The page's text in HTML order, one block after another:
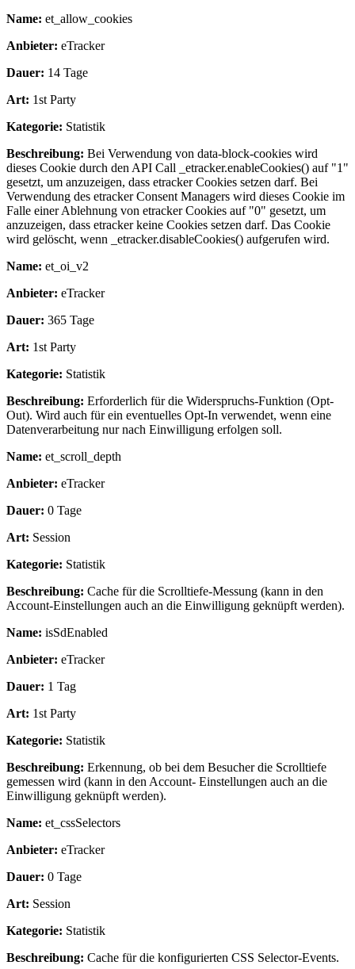
Name: et_allow_cookies
Anbieter: eTracker
Dauer: 14 Tage
Art: 1st Party
Kategorie: Statistik
Beschreibung: Bei Verwendung von data-block-cookies wird
dieses Cookie durch den API Call _etracker.enableCookies() auf "1"
gesetzt, um anzuzeigen, dass etracker Cookies setzen darf. Bei
Verwendung des etracker Consent Managers wird dieses Cookie im
Falle einer Ablehnung von etracker Cookies auf "0" gesetzt, um
anzuzeigen, dass etracker keine Cookies setzen darf. Das Cookie
wird gelöscht, wenn _etracker.disableCookies() aufgerufen wird.
Name: et_oi_v2
Anbieter: eTracker
Dauer: 365 Tage
Art: 1st Party
Kategorie: Statistik
Beschreibung: Erforderlich für die Widerspruchs-Funktion (Opt-
Out). Wird auch für ein eventuelles Opt-In verwendet, wenn eine
Datenverarbeitung nur nach Einwilligung erfolgen soll.
Name: et_scroll_depth
Anbieter: eTracker
Dauer: 0 Tage
Art: Session
Kategorie: Statistik
Beschreibung: Cache für die Scrolltiefe-Messung (kann in den
Account-Einstellungen auch an die Einwilligung geknüpft werden).
Name: isSdEnabled
Anbieter: eTracker
Dauer: 1 Tag
Art: 1st Party
Kategorie: Statistik
Beschreibung: Erkennung, ob bei dem Besucher die Scrolltiefe
gemessen wird (kann in den Account- Einstellungen auch an die
Einwilligung geknüpft werden).
Name: et_cssSelectors
Anbieter: eTracker
Dauer: 0 Tage
Art: Session
Kategorie: Statistik
Beschreibung: Cache für die konfigurierten CSS Selector-Events.